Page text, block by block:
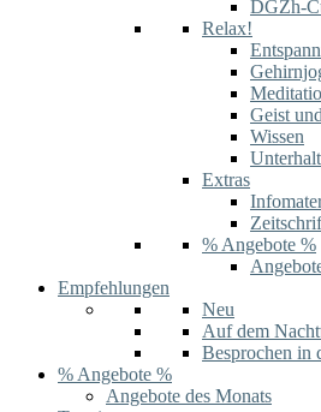
DGZh-
Relax!
Geist
Wissen
Extras
% Angebote %
Empfehlungen
Neu
Auf dem
Besprochen in
% Angebote %
Angebote des Monats